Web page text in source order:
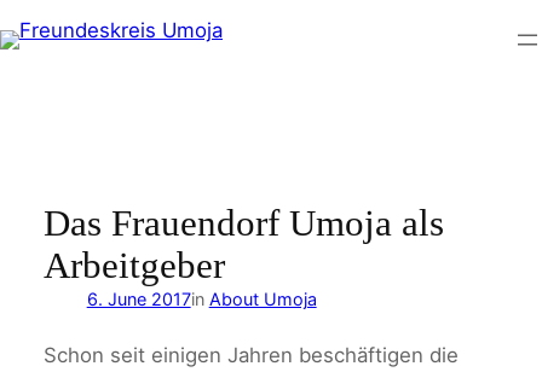
to
Das Frauendorf Umoja als
Arbeitgeber
6. June 2017in About Umoja
Schon seit einigen Jahren beschäftigen die